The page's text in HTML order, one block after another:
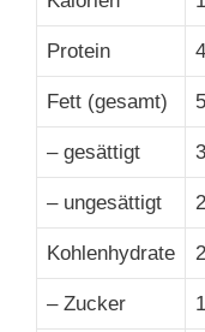
Protein
Fett (gesamt)
– gesättigt
– ungesättigt
Kohlenhydrate
– Zucker